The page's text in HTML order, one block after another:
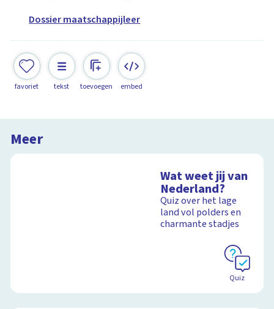
Dossier maatschappijleer
favoriet tekst toevoegen embed
Meer
Wat weet jij van
Nederland?
Quiz over het lage
land vol polders en
charmante stadjes
Quiz